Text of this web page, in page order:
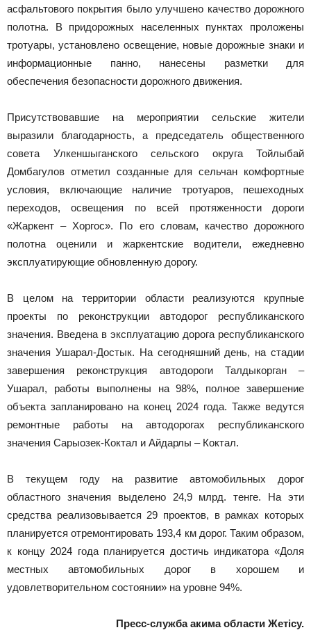
асфальтового покрытия было улучшено качество дорожного
полотна. В придорожных населенных пунктах проложены
тротуары, установлено освещение, новые дорожные знаки и
информационные панно, нанесены разметки для
обеспечения безопасности дорожного движения.
Присутствовавшие на мероприятии сельские жители
выразили благодарность, а председатель общественного
совета Улкеншыганского сельского округа Тойлыбай
Домбагулов отметил созданные для сельчан комфортные
условия, включающие наличие тротуаров, пешеходных
переходов, освещения по всей протяженности дороги
«Жаркент – Хоргос». По его словам, качество дорожного
полотна оценили и жаркентские водители, ежедневно
эксплуатирующие обновленную дорогу.
В целом на территории области реализуются крупные
проекты по реконструкции автодорог республиканского
значения. Введена в эксплуатацию дорога республиканского
значения Ушарал-Достык. На сегодняшний день, на стадии
завершения реконструкция автодороги Талдыкорган –
Ушарал, работы выполнены на 98%, полное завершение
объекта запланировано на конец 2024 года. Также ведутся
ремонтные работы на автодорогах республиканского
значения Сарыозек-Коктал и Айдарлы – Коктал.
В текущем году на развитие автомобильных дорог
областного значения выделено 24,9 млрд. тенге. На эти
средства реализовывается 29 проектов, в рамках которых
планируется отремонтировать 193,4 км дорог. Таким образом,
к концу 2024 года планируется достичь индикатора «Доля
местных автомобильных дорог в хорошем и
удовлетворительном состоянии» на уровне 94%.
Пресс-служба акима области Жетісу.